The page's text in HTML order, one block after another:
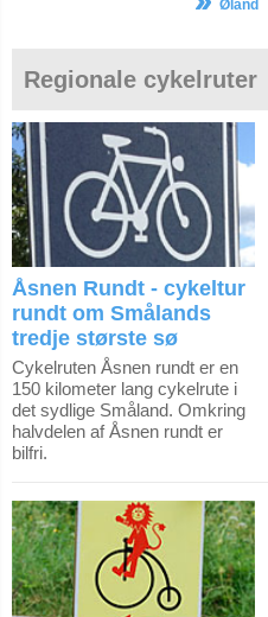
Øland
Regionale cykelruter
Åsnen Rundt - cykeltur
rundt om Smålands
tredje største sø
Cykelruten Åsnen rundt er en
150 kilometer lang cykelrute i
det sydlige Småland. Omkring
halvdelen af Åsnen rundt er
bilfri.